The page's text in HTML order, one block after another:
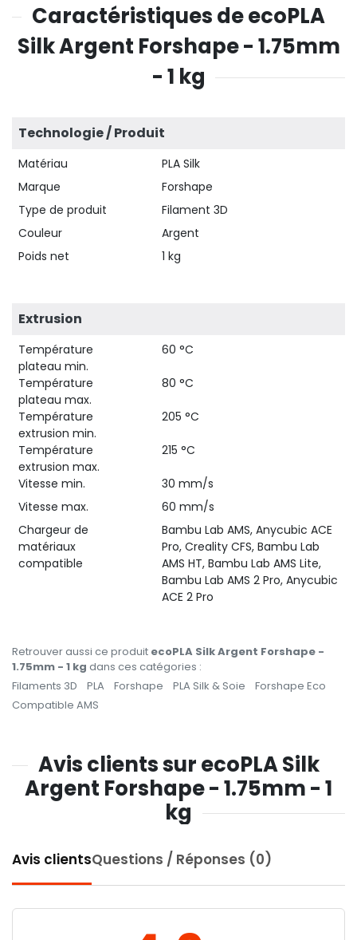
Caractéristiques de ecoPLA
Silk Argent Forshape - 1.75mm
- 1 kg
Technologie / Produit
Matériau
PLA Silk
Marque
Forshape
Type de produit
Filament 3D
Couleur
Argent
Poids net
1 kg
Extrusion
Température
plateau min.
60 °C
Température
plateau max.
80 °C
Température
extrusion min.
205 °C
Température
extrusion max.
215 °C
Vitesse min.
30 mm/s
Vitesse max.
60 mm/s
Chargeur de
matériaux
compatible
Bambu Lab AMS, Anycubic ACE
Pro, Creality CFS, Bambu Lab
AMS HT, Bambu Lab AMS Lite,
Bambu Lab AMS 2 Pro, Anycubic
ACE 2 Pro
Retrouver aussi ce produit ecoPLA Silk Argent Forshape -
1.75mm - 1 kg dans ces catégories :
Filaments 3D
PLA Forshape PLA Silk & Soie
Forshape Eco
Compatible AMS
Avis clients sur ecoPLA Silk
Argent Forshape - 1.75mm - 1
kg
Avis clientsQuestions / Réponses (0)